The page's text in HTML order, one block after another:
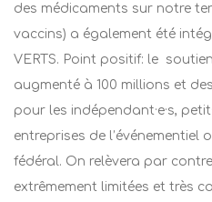
des médicaments sur notre
vaccins) a également été
VERTS. Point positif: le
augmenté à 100 millions et
pour les indépendant·e·s,
entreprises de l’événementiel
fédéral. On relèvera par
extrêmement limitées et très